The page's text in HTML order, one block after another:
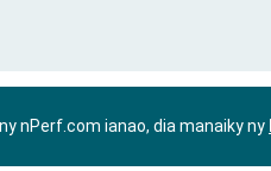
nPerf.com ianao, dia manaiky ny